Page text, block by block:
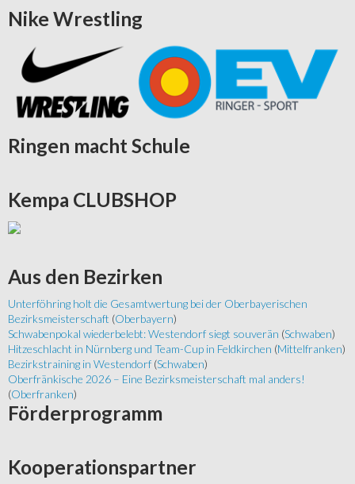
Nike Wrestling
Ringen macht Schule
Kempa CLUBSHOP
Aus den Bezirken
Unterföhring holt die Gesamtwertung bei der Oberbayerischen
Bezirksmeisterschaft (Oberbayern)
Schwabenpokal wiederbelebt: Westendorf siegt souverän (Schwaben)
Hitzeschlacht in Nürnberg und Team-Cup in Feldkirchen (Mittelfranken)
Bezirkstraining in Westendorf (Schwaben)
Oberfränkische 2026 – Eine Bezirksmeisterschaft mal anders!
(Oberfranken)
Förderprogramm
Kooperationspartner